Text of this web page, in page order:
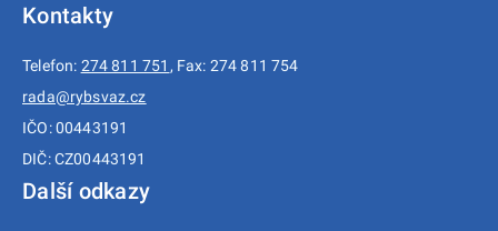
Kontakty
Telefon: 274 811 751 , Fax: 274 811 754
rada@rybsvaz.cz
IČO: 00443191
DIČ: CZ00443191
Další odkazy